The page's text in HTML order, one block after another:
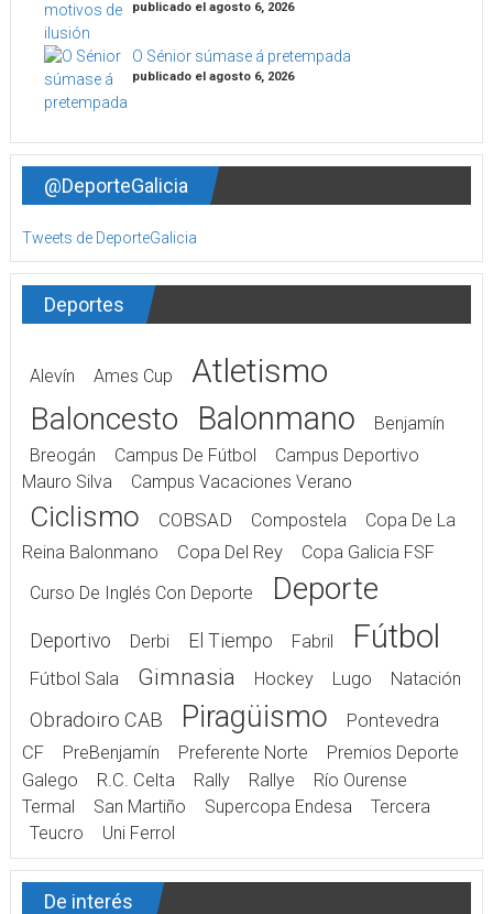
publicado el agosto 6, 2026
O Sénior súmase á pretempada
publicado el agosto 6, 2026
@DeporteGalicia
Tweets de DeporteGalicia
Deportes
Alevín Ames Cup Atletismo
Baloncesto Balonmano
Benjamín
Breogán
Campus De Fútbol
Campus Deportivo
Mauro Silva
Campus Vacaciones Verano
Ciclismo COBSAD Compostela
Copa De La
Reina Balonmano
Copa Del Rey
Copa Galicia FSF
Curso De Inglés Con Deporte
Deporte
Deportivo Derbi El Tiempo Fabril Fútbol
Fútbol Sala Gimnasia Hockey Lugo Natación
Obradoiro CAB Piragüismo
Pontevedra
CF
PreBenjamín Preferente Norte
Premios Deporte
Galego
R.C. Celta Rally Rallye
Río Ourense
Termal
San Martiño Supercopa Endesa
Tercera
Teucro
Uni Ferrol
De interés